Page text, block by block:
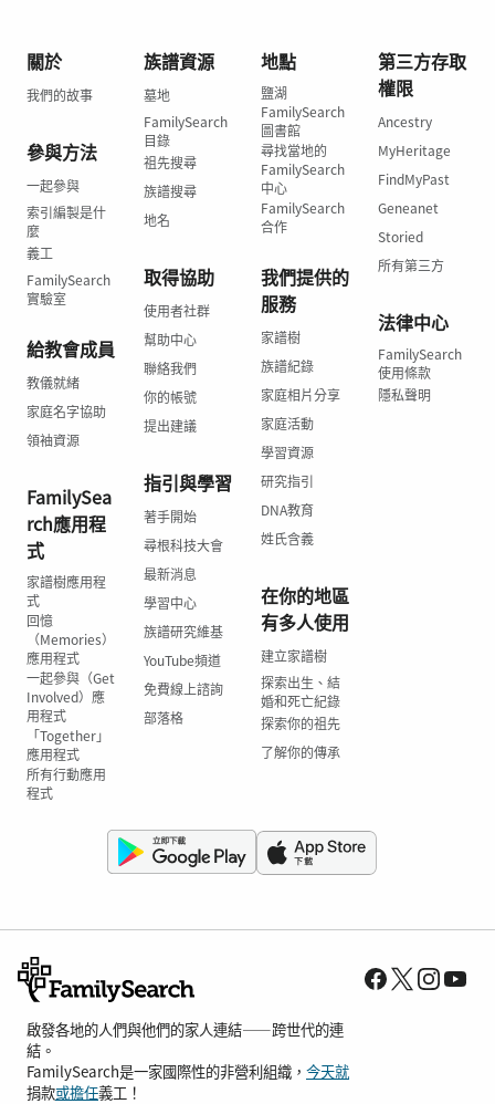
關於
我們的故事
參與方法
一起參與
索引編製是什
麼
義工
FamilySearch
實驗室
給教會成員
教儀就緒
家庭名字協助
領袖資源
FamilySea
rch應用程
式
家譜樹應用程
式
回憶
（Memories）
應用程式
一起參與（Get
Involved）應
用程式
「Together」
應用程式
所有行動應用
程式
族譜資源
墓地
FamilySearch
目錄
祖先搜尋
族譜搜尋
地名
取得協助
使用者社群
幫助中心
聯絡我們
你的帳號
提出建議
指引與學習
著手開始
尋根科技大會
最新消息
學習中心
族譜研究維基
YouTube頻道
免費線上諮詢
部落格
地點
鹽湖
FamilySearch
圖書館
尋找當地的
FamilySearch
中心
FamilySearch
合作
我們提供的
服務
家譜樹
族譜紀錄
家庭相片分享
家庭活動
學習資源
研究指引
DNA教育
姓氏含義
在你的地區
有多人使用
建立家譜樹
探索出生、結
婚和死亡紀錄
探索你的祖先
了解你的傳承
第三方存取
權限
Ancestry
MyHeritage
FindMyPast
Geneanet
Storied
所有第三方
法律中心
FamilySearch
使用條款
隱私聲明
啟發各地的人們與他們的家人連結——跨世代的連
結。
FamilySearch是一家國際性的非營利組織， 今天就
捐款或擔任義工！